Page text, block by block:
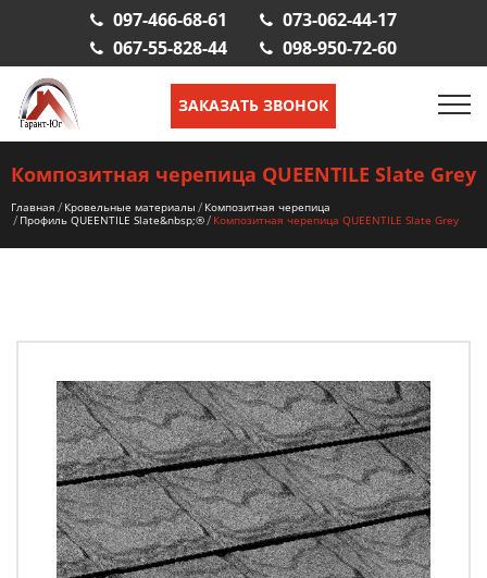
097-466-68-61
073-062-44-17
067-55-828-44
098-950-72-60
ЗАКАЗАТЬ ЗВОНОК
Композитная черепица QUEENTILE Slate Grey
Главная Кровельные материалы
Композитная черепица
Профиль QUEENTILE Slate&nbsp;®
Композитная черепица QUEENTILE Slate Grey